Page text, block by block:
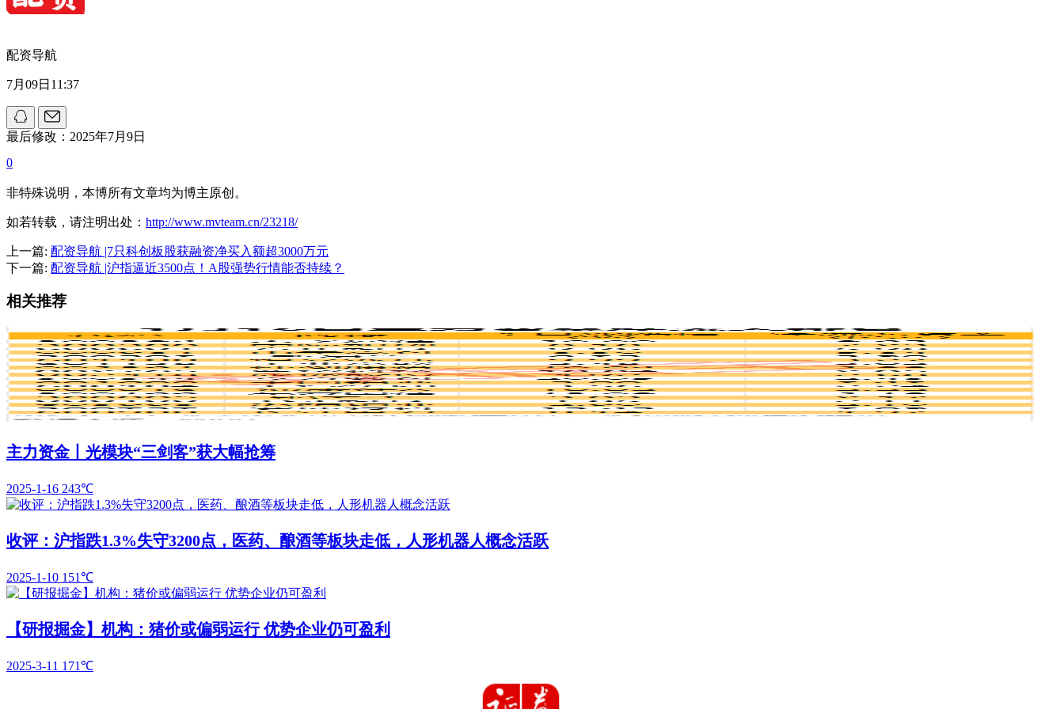
配资导航
7月09日11:37
最后修改：2025年7月9日
0
非特殊说明，本博所有文章均为博主原创。
如若转载，请注明出处： http://www.mvteam.cn/23218/
上一篇: 配资导航 |7只科创板股获融资净买入额超3000万元
下一篇: 配资导航 |沪指逼近3500点！A股强势行情能否持续？
相关推荐
主力资金丨光模块“三剑客”获大幅抢筹
2025-1-16 243℃
收评：沪指跌1.3%失守3200点，医药、酿酒等板块走低，人形机器人概念活跃
2025-1-10 151℃
【研报掘金】机构：猪价或偏弱运行 优势企业仍可盈利
2025-3-11 171℃